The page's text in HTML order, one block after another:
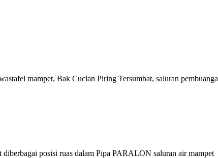
mampet, Bak Cucian Piring Tersumbat, saluran
posisi ruas dalam Pipa PARALON saluran air mampet